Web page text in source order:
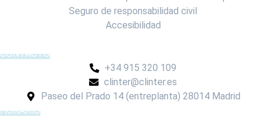
Seguro de responsabilidad civil
Accesibilidad
CONTACTO
+34 915 320 109
clinter@clinter.es
Paseo del Prado 14 (entreplanta) 28014 Madrid
HORARIO